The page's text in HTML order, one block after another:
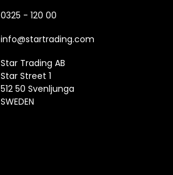
0325 - 120 00
info@startrading.com
Star Trading AB
Star Street 1
512 50 Svenljunga
SWEDEN